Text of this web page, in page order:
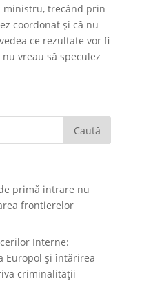
ministru, trecând prin
coordonat și că nu
ce rezultate vor fi
vreau să speculez
primă intrare nu
frontierelor
Interne:
Europol și întărirea
criminalității